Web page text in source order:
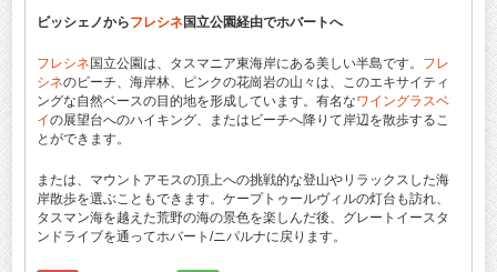
ビッシェノからフレシネ国立公園経由でホバートへ
フレシネ国立公園は、タスマニア東海岸にある美しい半島です。 フレ
シネのビーチ、海岸林、ピンクの花崗岩の山々は、このエキサイティ
ングな自然ベースの目的地を形成しています。有名なワイングラスベ
イの展望台へのハイキング、またはビーチへ降りて岸辺を散歩するこ
とができます。
または、マウントアモスの頂上への挑戦的な登山やリラックスした海
岸散歩を選ぶこともできます。ケープトゥールヴィルの灯台も訪れ、
タスマン海を越えた荒野の海の景色を楽しんだ後、グレートイースタ
ンドライブを通ってホバート/ニパルナに戻ります。